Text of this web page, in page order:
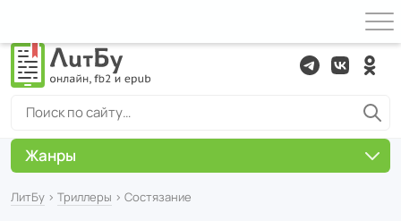
ЛитБу › Триллеры › Состязание
Жанры